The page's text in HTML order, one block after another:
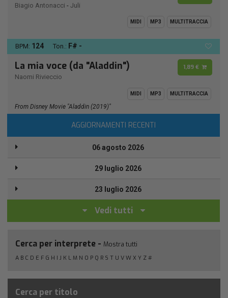
Biagio Antonacci - Juli
MIDI MP3 MULTITRACCIA
BPM: 124 Ton.: F# -
La mia voce (da "Aladdin")
Naomi Rivieccio
1,89 €
MIDI MP3 MULTITRACCIA
From Disney Movie "Aladdin (2019)"
AGGIORNAMENTI RECENTI
06 agosto 2026
29 luglio 2026
23 luglio 2026
Vedi tutti
Cerca per interprete - Mostra tutti
A B C D E F G H I J K L M N O P Q R S T U V W X Y Z #
Cerca per titolo